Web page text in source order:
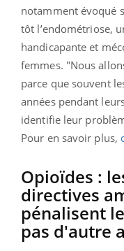
notamment évoqué
tôt l’endométriose,
handicapante et
femmes. "Nous
parce que souvent
années pendant
identifie leur
Pour en savoir plus,
Opioïdes :
directives
pénalisent
pas d'autre